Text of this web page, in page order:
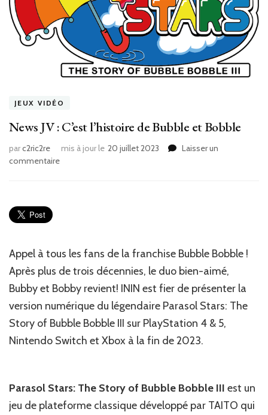
JEUX VIDÉO
News JV : C’est l’histoire de Bubble et Bobble
parc2ric2re mis à jour le 20 juillet 2023
Laisser un
commentairesur
Bubble
et
Bobble
Appel à tous les fans de la franchise Bubble Bobble !
Après plus de trois décennies, le duo bien-aimé,
Bubby et Bobby revient! ININ est fier de présenter la
version numérique du légendaire Parasol Stars: The
Story of Bubble Bobble III sur PlayStation 4 & 5,
Nintendo Switch et Xbox à la fin de 2023.
Parasol Stars: The Story of Bubble Bobble III est un
jeu de plateforme classique développé par TAITO qui